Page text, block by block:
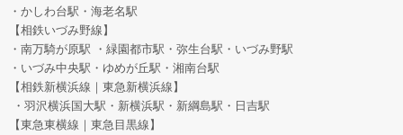
・かしわ台駅・海老名駅
【相鉄いづみ野線】
・南万騎が原駅 ・緑園都市駅・弥生台駅・いづみ野駅
・いづみ中央駅・ゆめが丘駅・湘南台駅
【相鉄新横浜線｜東急新横浜線】
・羽沢横浜国大駅・新横浜駅・新綱島駅・日吉駅
【東急東横線｜東急目黒線】